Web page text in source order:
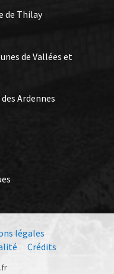
de Thilay
de Vallées et
Ardennes
légales
Crédits